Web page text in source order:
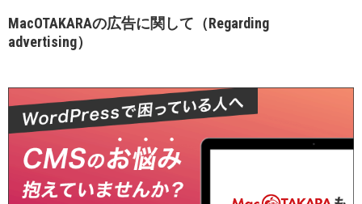
MacOTAKARAの広告に関して（Regarding
advertising）